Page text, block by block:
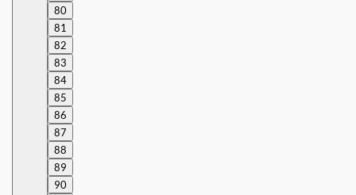
80
81
82
83
84
85
86
87
88
89
90